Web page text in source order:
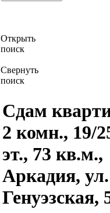
Открыть
поиск
Свернуть
поиск
Сдам
2 комн., 19/
эт., 73 кв.м.,
Аркадия, ул.
Генуэзская,